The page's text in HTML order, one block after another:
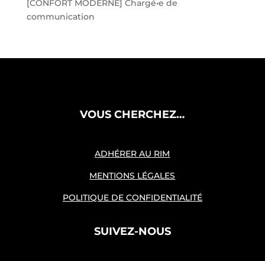
[CONFORT MODERNE] Chargé•e de
communication
VOUS CHERCHEZ…
ADHÉRER AU RIM
MENTIONS LÉGALES
POLITIQUE DE CONFIDENTIALITÉ
SUIVEZ-NOUS